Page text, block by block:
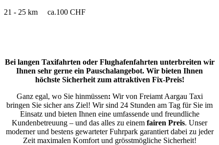
21 - 25 km ca.100 CHF
Bei langen Taxifahrten oder Flughafenfahrten unterbreiten wir
Ihnen sehr gerne ein Pauschalangebot. Wir bieten Ihnen
höchste Sicherheit zum attraktiven Fix-Preis!
Ganz egal, wo Sie hinmüssen: Wir von Freiamt Aargau Taxi
bringen Sie sicher ans Ziel! Wir sind 24 Stunden am Tag für Sie im
Einsatz und bieten Ihnen eine umfassende und freundliche
Kundenbetreuung – und das alles zu einem fairen Preis. Unser
moderner und bestens gewarteter Fuhrpark garantiert dabei zu jeder
Zeit maximalen Komfort und grösstmögliche Sicherheit!